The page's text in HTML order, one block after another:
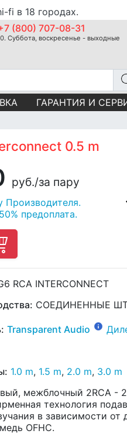
fi в 18 городах.
(800) 707-08-31
Суббота, воскресенье - выходные
ГАРАНТИЯ И
0.5 m
руб./за пару
Производителя.
предоплата.
RCA INTERCONNECT
СОЕДИНЕННЫЕ
Transparent Audio
1.0 m, 1.5 m, 2.0 m, 3.0 m
межблочный 2RCA -
технология
в зависимости от
OFHC.